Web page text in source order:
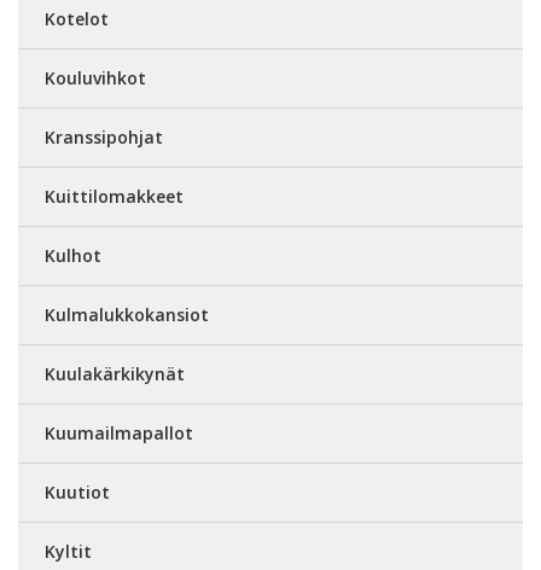
Kotelot
Kouluvihkot
Kranssipohjat
Kuittilomakkeet
Kulhot
Kulmalukkokansiot
Kuulakärkikynät
Kuumailmapallot
Kuutiot
Kyltit